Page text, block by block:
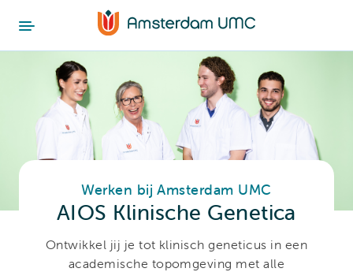
Werken bij Amsterdam UMC
AIOS Klinische Genetica
Ontwikkel jij je tot klinisch geneticus in een
academische topomgeving met alle